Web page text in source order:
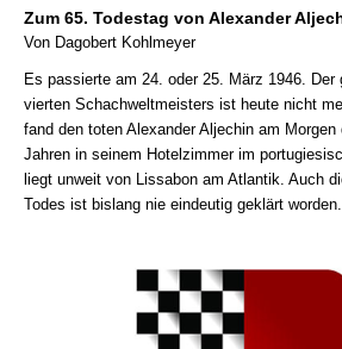
Zum 65. Todestag von Alexander
Von Dagobert Kohlmeyer
Es passierte am 24. oder 25. März 1946. Der
vierten Schachweltmeisters ist heute nicht
fand den toten Alexander Aljechin am
Jahren in seinem Hotelzimmer im
liegt unweit von Lissabon am Atlantik. Auch
Todes ist bislang nie eindeutig geklärt worden.